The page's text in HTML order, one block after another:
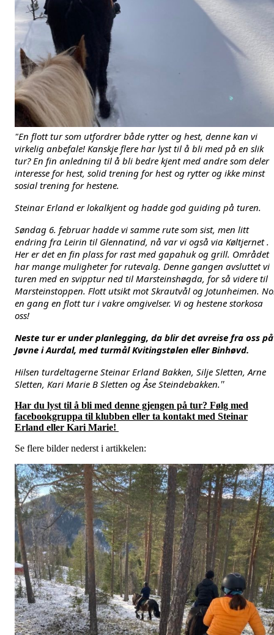
"En flott tur som utfordrer både rytter og hest, denne kan vi
virkelig anbefale! Kanskje flere har lyst til å bli med på en slik
tur? En fin anledning til å bli bedre kjent med andre som deler
interesse for hest, solid trening for hest og rytter og ikke minst
sosial trening for hestene.
Steinar Erland er lokalkjent og hadde god guiding på turen.
Søndag 6. februar hadde vi samme rute som sist, men litt
endring fra Leirin til Glennatind, nå var vi også via Køltjernet .
Her er det en fin plass for rast med gapahuk og grill. Området
har mange muligheter for rutevalg. Denne gangen avsluttet vi
turen med en svipptur ned til Marsteinshøgda, for så videre til
Marsteinstoppen. Flott utsikt mot Skrautvål og Jotunheimen.
en gang en flott tur i vakre omgivelser. Vi og hestene storkosa
oss!
Neste tur er under planlegging, da blir det avreise fra oss på
Jøvne i Aurdal, med turmål Kvitingstølen eller Binhøvd.
Hilsen turdeltagerne Steinar Erland Bakken, Silje Sletten, Arne
Sletten, Kari Marie B Sletten og Åse Steindebakken. "
Har du lyst til å bli med denne gjengen på tur? Følg med
facebookgruppa til klubben eller ta kontakt med Steinar
Erland eller Kari Marie!
Se flere bilder nederst i artikkelen: